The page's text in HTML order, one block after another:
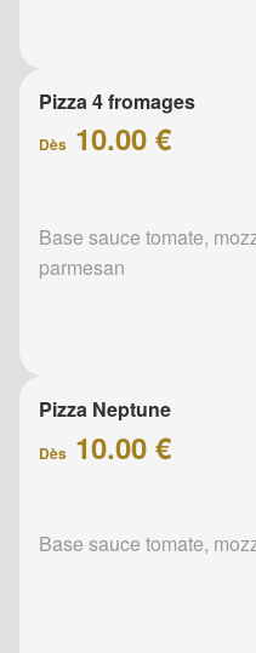
Pizza 4 fromages
Dès 10.00 €
Base sauce tomate,
parmesan
Pizza Neptune
Dès 10.00 €
Base sauce tomate,